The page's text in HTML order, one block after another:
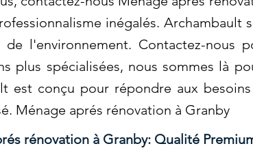
inégalés. Archambault
l'environnement. Contactez-nous
plus spécialisées, nous sommes là
est conçu pour répondre aux
Ménage aprés rénovation à Granby
rénovation à Granby: Qualité